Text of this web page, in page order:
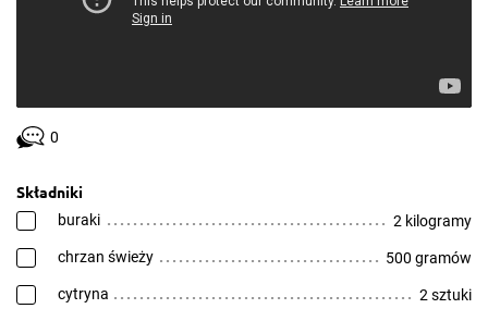
0
Składniki
buraki 2 kilogramy
chrzan świeży 500 gramów
cytryna 2 sztuki